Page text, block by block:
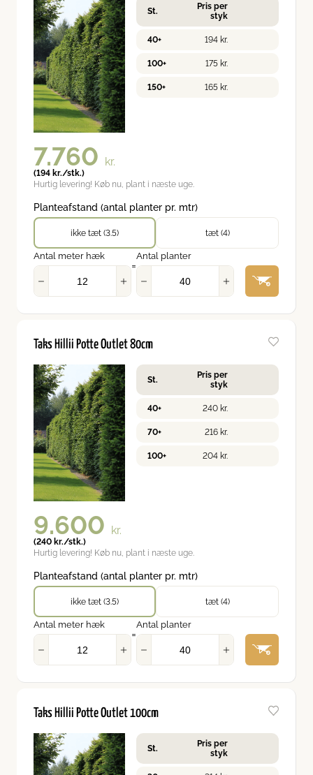
St.
Pris per
styk
40+ 194 kr.
100+ 175 kr.
150+ 165 kr.
Planteafstand (antal planter pr. mtr)
ikke tæt (3.5) tæt (4)
Antal meter hæk
=
Antal planter
7.760 kr.
(194 kr./stk.)
Hurtig levering! Køb nu, plant i næste uge.
Taks Hillii Potte Outlet 80cm
St.
Pris per
styk
40+ 240 kr.
70+ 216 kr.
100+ 204 kr.
Planteafstand (antal planter pr. mtr)
ikke tæt (3.5) tæt (4)
Antal meter hæk
=
Antal planter
9.600 kr.
(240 kr./stk.)
Hurtig levering! Køb nu, plant i næste uge.
Taks Hillii Potte Outlet 100cm
St.
Pris per
styk